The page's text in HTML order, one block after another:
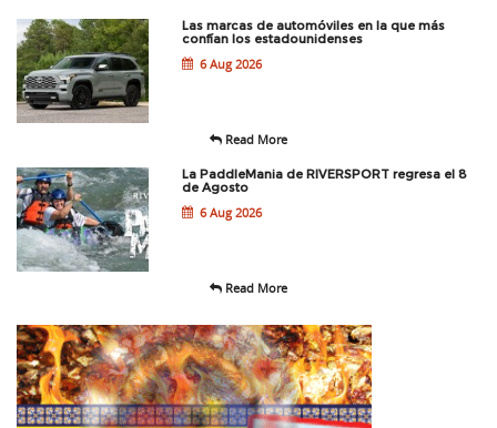
Las marcas de automóviles en la que más
confían los estadounidenses
6 Aug 2026
Read More
La PaddleMania de RIVERSPORT regresa el 8
de Agosto
6 Aug 2026
Read More